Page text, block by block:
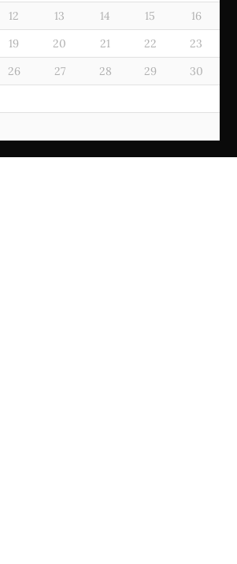
12 13 14 15
16
19 20 21 22
23
26 27 28 29
30